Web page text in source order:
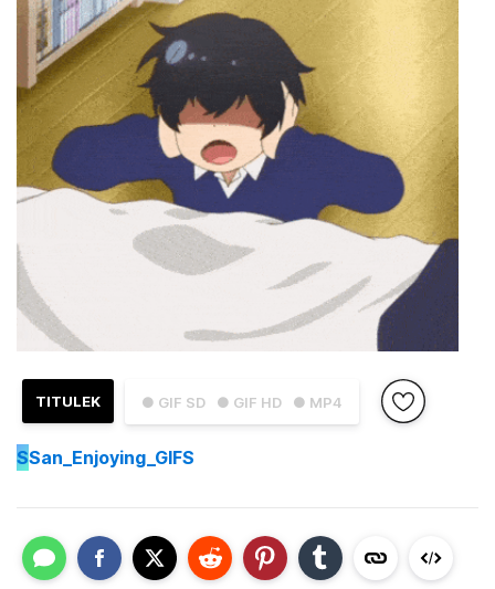
● GIF SD ● GIF HD ● MP4
TITULEK
SSan_Enjoying_GIFS